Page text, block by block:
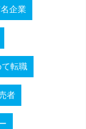
企業
転職
者